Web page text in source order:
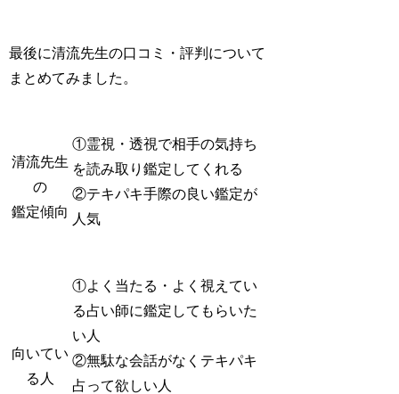
最後に清流先生の口コミ・評判について
まとめてみました。
清流先生
の
鑑定傾向
①霊視・透視で相手の気持ち
を読み取り鑑定してくれる
②テキパキ手際の良い鑑定が
人気
向いてい
る人
①よく当たる・よく視えてい
る占い師に鑑定してもらいた
い人
②無駄な会話がなくテキパキ
占って欲しい人